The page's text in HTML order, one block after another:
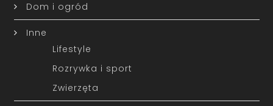
Dom i ogród
Inne
Lifestyle
Rozrywka i sport
Zwierzęta